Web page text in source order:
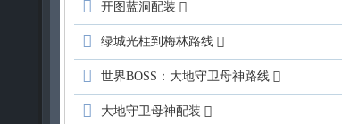
开图蓝洞配装
绿城光柱到梅林路线
世界BOSS：大地守卫母神路线
大地守卫母神配装